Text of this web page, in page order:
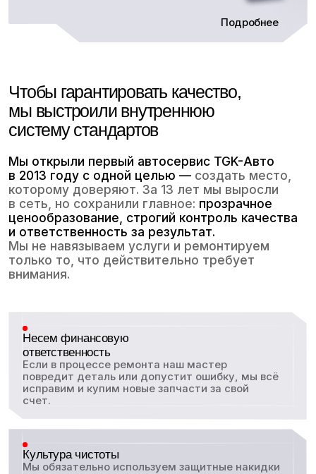
ценообразование, строгий контроль качества
и ответственность за результат.
Мы не навязываем услуги и ремонтируем
и установке масляного фильтра 0 ₽
Культура чистоты
Мы обязательно используем защитные накидки
на сиденья и руль, механики работают
в опрятной спецодежде, а ремзона всегда
в чистоте.
Несем финансовую
ответственность
Если в процессе ремонта наш мастер
счет.
Понятная коммуникация
Мастера объясняют суть поломки